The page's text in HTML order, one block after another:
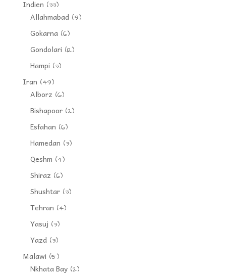
Indien (33)
Allahmabad(9)
Gokarna(6)
Gondolari (12)
Hampi (3)
Iran (49)
Alborz (6)
Bishapoor(2)
Esfahan (6)
Hamedan (3)
Qeshm (4)
Shiraz (6)
Shushtar(3)
Tehran (4)
Yasuj (3)
Yazd(3)
Malawi (5)
Nkhata Bay(2)